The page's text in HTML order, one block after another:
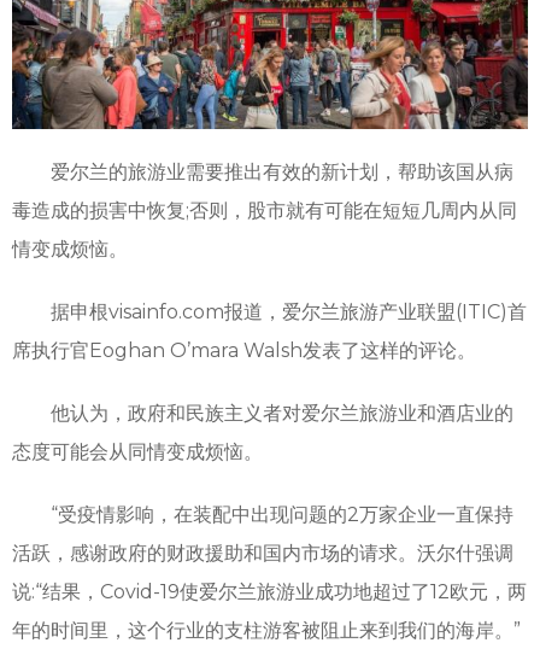
爱尔兰的旅游业需要推出有效的新计划，帮助该国从病
毒造成的损害中恢复;否则，股市就有可能在短短几周内从同
情变成烦恼。
据申根visainfo.com报道，爱尔兰旅游产业联盟(ITIC)首
席执行官Eoghan O’mara Walsh发表了这样的评论。
他认为，政府和民族主义者对爱尔兰旅游业和酒店业的
态度可能会从同情变成烦恼。
“受疫情影响，在装配中出现问题的2万家企业一直保持
活跃，感谢政府的财政援助和国内市场的请求。沃尔什强调
说:“结果，Covid-19使爱尔兰旅游业成功地超过了12欧元，两
年的时间里，这个行业的支柱游客被阻止来到我们的海岸。”